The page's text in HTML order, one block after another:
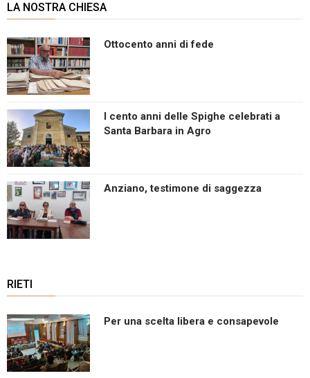
LA NOSTRA CHIESA
Ottocento anni di fede
I cento anni delle Spighe celebrati a
Santa Barbara in Agro
Anziano, testimone di saggezza
RIETI
Per una scelta libera e consapevole